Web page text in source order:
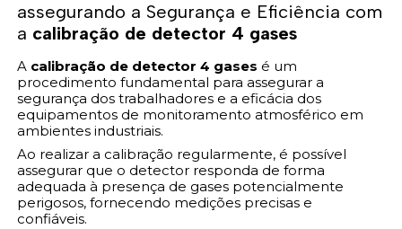
assegurando a Segurança e Eficiência com
a calibração de detector 4 gases
A calibração de detector 4 gases é um
procedimento fundamental para assegurar a
segurança dos trabalhadores e a eficácia dos
equipamentos de monitoramento atmosférico em
ambientes industriais.
Ao realizar a calibração regularmente, é possível
assegurar que o detector responda de forma
adequada à presença de gases potencialmente
perigosos, fornecendo medições precisas e
confiáveis.